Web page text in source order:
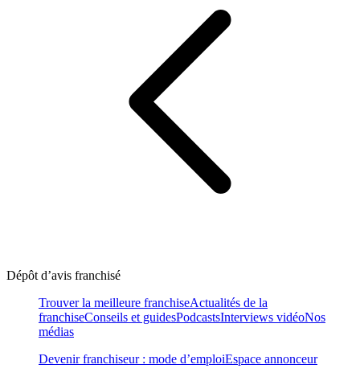
Dépôt d’avis franchisé
Trouver la meilleure franchiseActualités de la
franchiseConseils et guidesPodcastsInterviews vidéoNos
médias
Devenir franchiseur : mode d’emploiEspace annonceur